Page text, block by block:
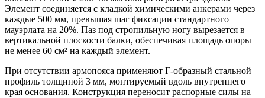
Элемент соединяется с кладкой химическими анкерами через
каждые 500 мм, превышая шаг фиксации стандартного
мауэрлата на 20%. Паз под стропильную ногу вырезается в
вертикальной плоскости балки, обеспечивая площадь опоры
не менее 60 см² на каждый элемент.
При отсутствии армопояса применяют Г-образный стальной
профиль толщиной 3 мм, монтируемый вдоль внутреннего
края основания. Конструкция переносит распорные силы на